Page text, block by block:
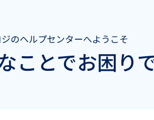
のヘルプセンターへようこそ
ことでお困り